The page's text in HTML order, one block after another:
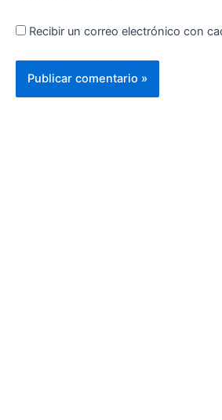
Recibir un correo electrónico con